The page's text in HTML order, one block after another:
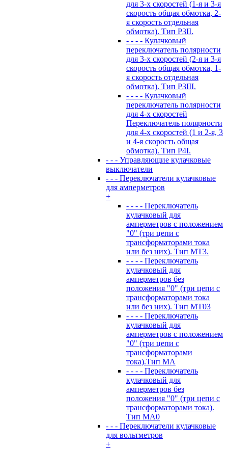
для 3-х скоростей (1-я и 3-я
скорость общая обмотка, 2-
я скорость отдельная
обмотка). Тип P3II.
- - - - Кулачковый
переключатель полярности
для 3-х скоростей (2-я и 3-я
скорость общая обмотка, 1-
я скорость отдельная
обмотка). Тип P3III.
- - - - Кулачковый
переключатель полярности
для 4-х скоростей
Переключатель полярности
для 4-х скоростей (1 и 2-я, 3
и 4-я скорость общая
обмотка). Тип P4I.
- - - Управляющие кулачковые
выключатели
- - - Переключатели кулачковые
для амперметров
+
- - - - Переключатель
кулачковый для
амперметров с положением
"0" (три цепи с
трансформаторами тока
или без них). Тип MT3.
- - - - Переключатель
кулачковый для
амперметров без
положения "0" (три цепи с
трансформаторами тока
или без них). Тип MT03
- - - - Переключатель
кулачковый для
амперметров с положением
"0" (три цепи с
трансформаторами
тока).Тип MA
- - - - Переключатель
кулачковый для
амперметров без
положения "0" (три цепи с
трансформаторами тока).
Тип MA0
- - - Переключатели кулачковые
для вольтметров
+